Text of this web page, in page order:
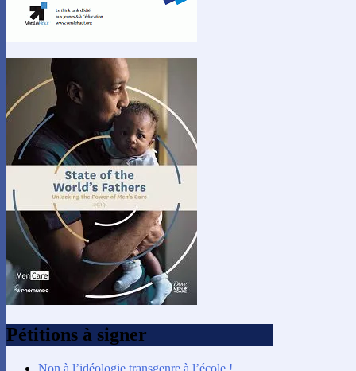
Pétitions à signer